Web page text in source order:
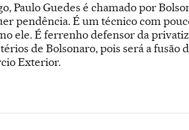
Paulo Guedes é chamado por
pendência. É um técnico com
ele. É ferrenho defensor da
de Bolsonaro, pois será a fusão
Exterior.